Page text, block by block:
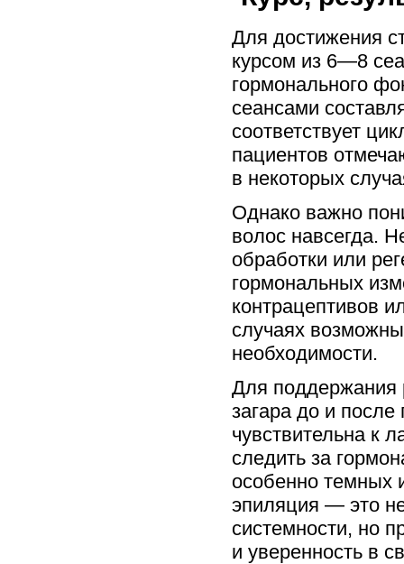
Для достижения
курсом из 6—8
гормонального
сеансами
соответствует
пациентов
в некоторых
Однако важно
волос навсегда.
обработки или
гормональных
контрацептивов
случаях
необходимости.
Для поддержания
загара до и после
чувствительна к
следить за
особенно темных
эпиляция — это
системности, но
и уверенность в